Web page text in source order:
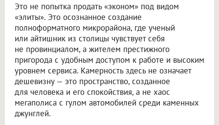
Это не попытка продать «эконом» под видом
«элиты». Это осознанное создание
полноформатного микрорайона, где ученый
или айтишник из столицы чувствует себя
не провинциалом, а жителем престижного
пригорода с удобным доступом к работе и высоким
уровнем сервиса. Камерность здесь не означает
дешевизну — это пространство, созданное
для человека и его спокойствия, а не хаос
мегаполиса с гулом автомобилей среди каменных
джунглей.